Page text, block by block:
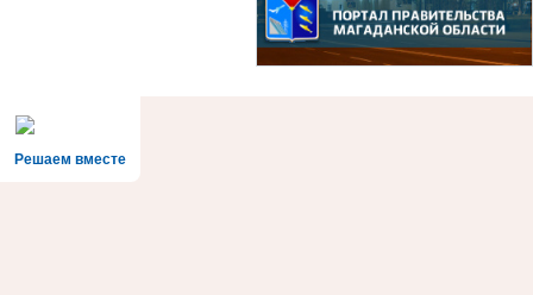
Решаем вместе